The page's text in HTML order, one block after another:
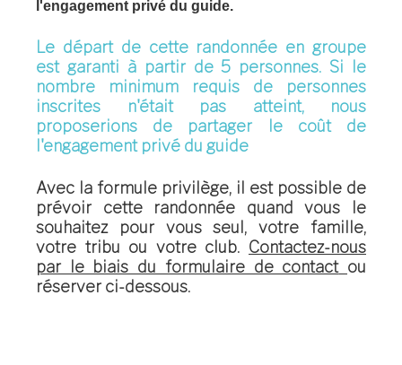
l'engagement privé du guide.
Le départ de cette randonnée en groupe
est garanti à partir de 5 personnes. Si le
nombre minimum requis de personnes
inscrites n'était pas atteint, nous
proposerions de partager le coût de
l'engagement privé du guide
Avec la formule privilège, il est possible de
prévoir cette randonnée quand vous le
souhaitez pour vous seul, votre famille,
votre tribu ou votre club. Contactez-nous
par le biais du formulaire de contact ou
réserver ci-dessous.